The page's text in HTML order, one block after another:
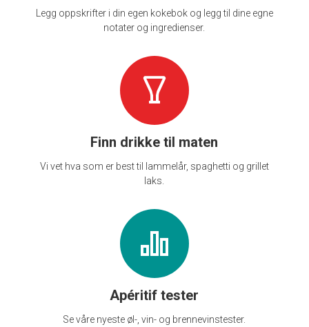
Legg oppskrifter i din egen kokebok og legg til dine egne
notater og ingredienser.
Finn drikke til maten
Vi vet hva som er best til lammelår, spaghetti og grillet
laks.
Apéritif tester
Se våre nyeste øl-, vin- og brennevinstester.